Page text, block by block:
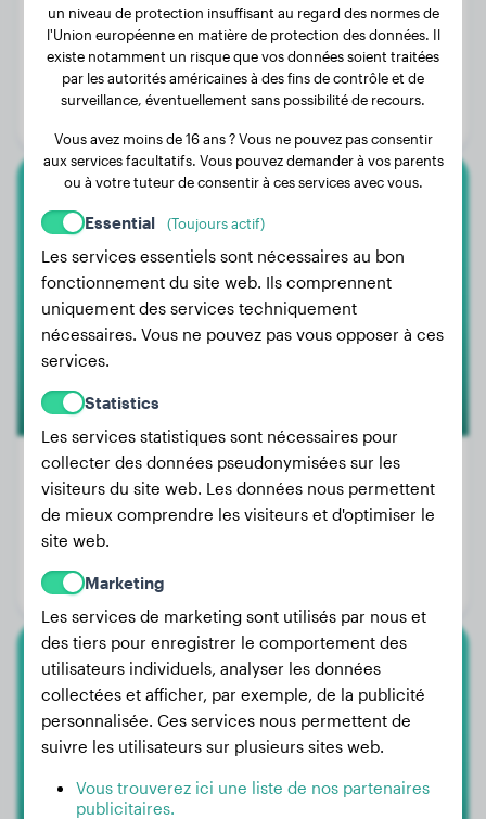
Poids:
2 kg
Âge:
2 ans, 7 mois
Pascha
Poids:
25 kg
Genre:
Caniche Toy
Tommy
un niveau de protection insuffisant au regard des normes de
l'Union européenne en matière de protection des données. Il
existe notamment un risque que vos données soient traitées
par les autorités américaines à des fins de contrôle et de
surveillance, éventuellement sans possibilité de recours.
Vous avez moins de 16 ans ? Vous ne pouvez pas consentir
aux services facultatifs. Vous pouvez demander à vos parents
ou à votre tuteur de consentir à ces services avec vous.
Essential (Toujours actif)
Les services essentiels sont nécessaires au bon
fonctionnement du site web. Ils comprennent
uniquement des services techniquement
nécessaires. Vous ne pouvez pas vous opposer à ces
services.
Statistics
Les services statistiques sont nécessaires pour
collecter des données pseudonymisées sur les
visiteurs du site web. Les données nous permettent
de mieux comprendre les visiteurs et d'optimiser le
site web.
Marketing
Les services de marketing sont utilisés par nous et
des tiers pour enregistrer le comportement des
utilisateurs individuels, analyser les données
collectées et afficher, par exemple, de la publicité
personnalisée. Ces services nous permettent de
suivre les utilisateurs sur plusieurs sites web.
Vous trouverez ici une liste de nos partenaires
publicitaires.